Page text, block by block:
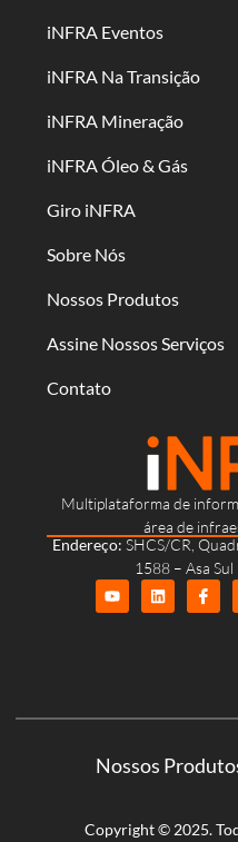
Multiplataforma de
área de
Endereço: SHCS/CR,
1588 – Asa
iNFRA Eventos
iNFRA Na Transição
iNFRA Mineração
iNFRA Óleo & Gás
Giro iNFRA
Sobre Nós
Nossos Produtos
Assine Nossos Serviços
Contato
Nossos
Copyright © 2025.